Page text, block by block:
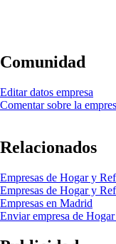
Comunidad
Editar datos empresa
Comentar sobre la
Relacionados
Empresas de Hogar y
Empresas de Hogar y
Empresas en Madrid
Enviar empresa de